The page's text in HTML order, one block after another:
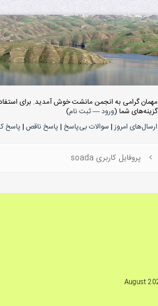
مهمان گرامی به انجمن مانشت خوش آمدید. برای
گزینه‌های شما (ورود—ثبت نام)
ارسال‌های امروز| سوالات بی‌پاسخ | پاسخ ناقص |پاسخ
پروفایل کاربری soada